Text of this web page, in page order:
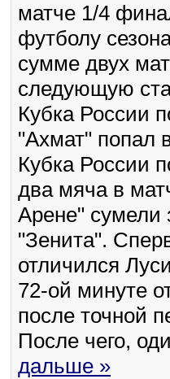
матче 1/4
футболу
сумме двух
следующую
Кубка России
"Ахмат" попал
Кубка России
два мяча в
Арене" сумели
"Зенита".
отличился
72-ой минуте
после точной
После чего,
дальше »